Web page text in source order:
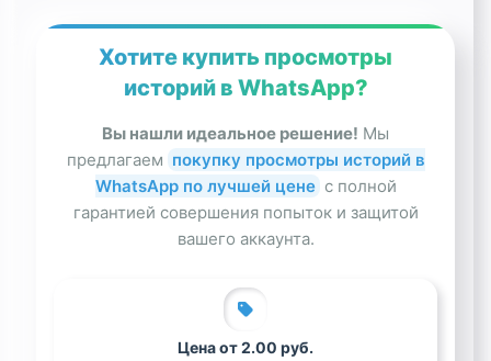
Хотите купить просмотры
историй в WhatsApp?
Вы нашли идеальное решение! Мы
предлагаем покупку просмотры историй в
WhatsApp по лучшей цене с полной
гарантией совершения попыток и защитой
вашего аккаунта.
Цена от 2.00 руб.